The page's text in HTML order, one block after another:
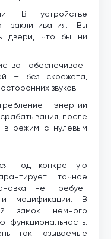
В устройстве
заклинивания. Вы
двери, что бы ни
обеспечивает
– без скрежета,
звуков.
энергии
после
в режим с нулевым
под конкретную
точное
не требует
модификаций. В
замок немного
так называемые